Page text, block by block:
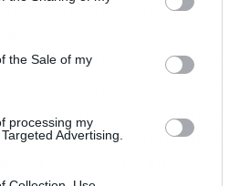
Google and its third-party tags to
specified purposes in below Google
the Sale of my
processing my
Advertising.
όμβροι και
γενικά αίθριος καιρός
τις μεσημβρινές –
στα ηπειρωτικά όπου
όμβροι και πιθανώς
μεμονωμένες